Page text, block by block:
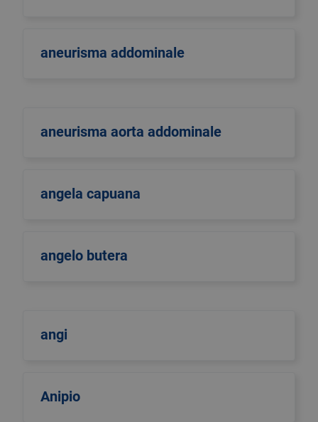
aneurisma addominale
aneurisma aorta addominale
angela capuana
angelo butera
angi
Anipio